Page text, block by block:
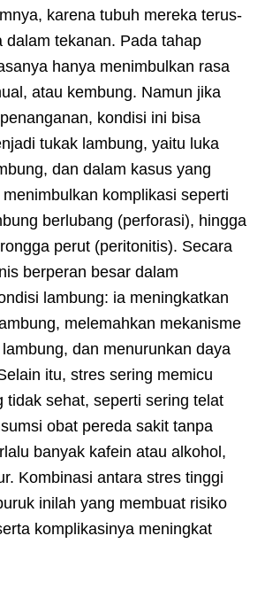
karena tubuh mereka terus-
dalam tekanan. Pada tahap
hanya menimbulkan rasa
atau kembung. Namun jika
kondisi ini bisa
tukak lambung, yaitu luka
dan dalam kasus yang
menimbulkan komplikasi seperti
berlubang (perforasi), hingga
perut (peritonitis). Secara
berperan besar dalam
lambung: ia meningkatkan
melemahkan mekanisme
dan menurunkan daya
itu, stres sering memicu
tidak sehat, seperti sering telat
obat pereda sakit tanpa
banyak kafein atau alkohol,
Kombinasi antara stres tinggi
inilah yang membuat risiko
komplikasinya meningkat